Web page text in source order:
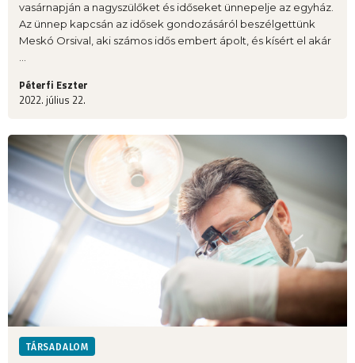
vasárnapján a nagyszülőket és időseket ünnepelje az egyház.
Az ünnep kapcsán az idősek gondozásáról beszélgettünk
Meskó Orsival, aki számos idős embert ápolt, és kísért el akár
...
Péterfi Eszter
2022. július 22.
TÁRSADALOM